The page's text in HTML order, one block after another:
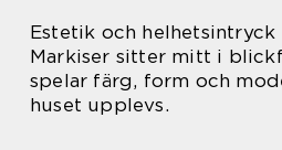
Estetik och helhetsintryck
Markiser sitter mitt i
spelar färg, form och
huset upplevs.